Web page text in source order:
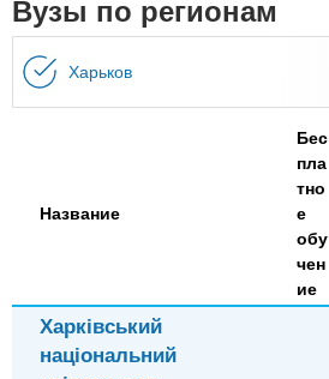
n
t
i
n
х
в
За рубежом
Вузы по регионам
Харьков
Название
Бес
пла
тно
е
обу
чен
ие
Харківський
національний